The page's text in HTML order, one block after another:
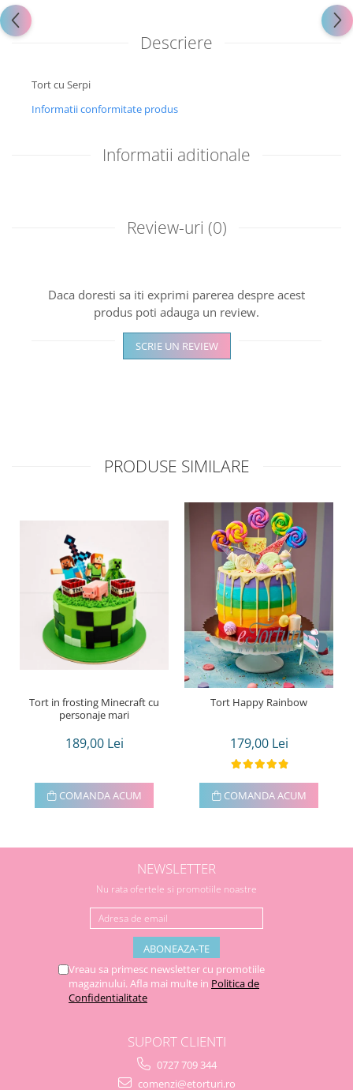
Descriere
Tort cu Serpi
Informatii conformitate produs
Informatii aditionale
Review-uri (0)
Daca doresti sa iti exprimi parerea despre acest
produs poti adauga un review.
SCRIE UN REVIEW
PRODUSE SIMILARE
Tort in frosting Minecraft cu
personaje mari
189,00 Lei
COMANDA ACUM
Tort Happy Rainbow
179,00 Lei
COMANDA ACUM
NEWSLETTER
Nu rata ofertele si promotiile noastre
Vreau sa primesc newsletter cu promotiile
magazinului. Afla mai multe in Politica de
Confidentialitate
SUPORT CLIENTI
0727 709 344
comenzi@etorturi.ro